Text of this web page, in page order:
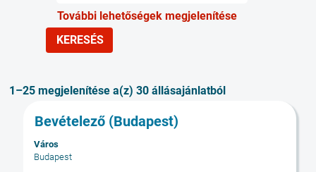
További lehetőségek megjelenítése
1–25 megjelenítése a(z) 30 állásajánlatbólKeresési
Cím
Bevételező (Budapest)
Város
Budapest
Jelölje
a
szóköz